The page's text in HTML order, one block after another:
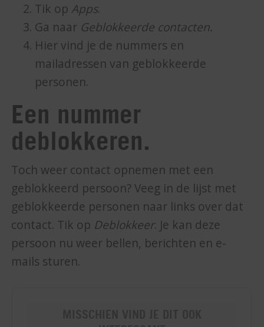
Tik op Apps.
Ga naar Geblokkeerde contacten.
Hier vind je de nummers en
mailadressen van geblokkeerde
personen.
Een nummer
deblokkeren.
Toch weer contact opnemen met een
geblokkeerd persoon? Veeg in de lijst met
geblokkeerde personen naar links over dat
contact. Tik op Deblokkeer. Je kan deze
persoon nu weer bellen, berichten en e-
mails sturen.